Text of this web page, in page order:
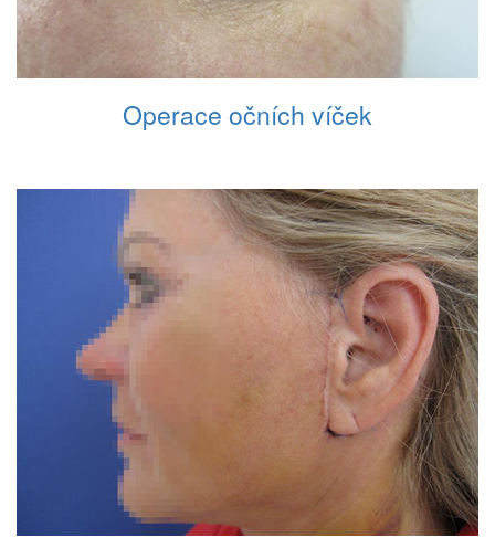
Operace očních víček